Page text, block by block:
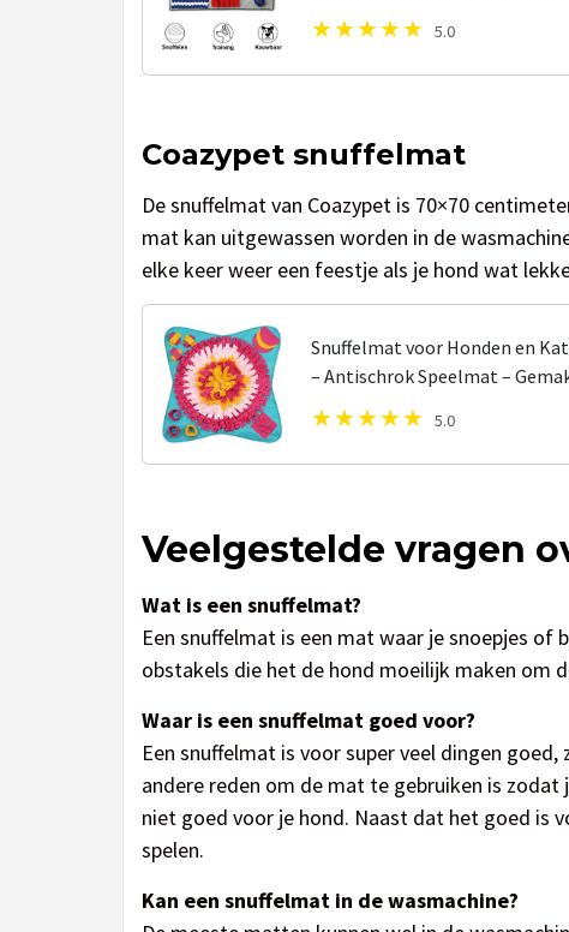
intelligentie - Hersenwerk -
5.0
Coazypet snuffelmat
De snuffelmat van Coazypet is 70×70
mat kan uitgewassen worden in de
elke keer weer een feestje als je hond wat
Snuffelmat voor Honden en
– Antischrok Speelmat –
cm
5.0
Veelgestelde vragen
Wat is een snuffelmat?
Een snuffelmat is een mat waar je snoepjes
obstakels die het de hond moeilijk maken om
Waar is een snuffelmat goed voor?
Een snuffelmat is voor super veel dingen
andere reden om de mat te gebruiken is
niet goed voor je hond. Naast dat het goed is
spelen.
Kan een snuffelmat in de wasmachine?